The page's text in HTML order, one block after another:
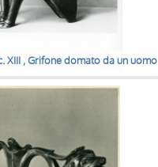
XIII , Grifone domato da un uomo